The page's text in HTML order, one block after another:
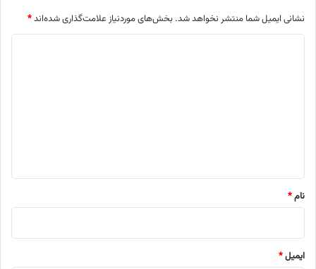
نشانی ایمیل شما منتشر نخواهد شد. بخش‌های موردنیاز علامت‌گذاری شده‌اند*
نام*
ایمیل*